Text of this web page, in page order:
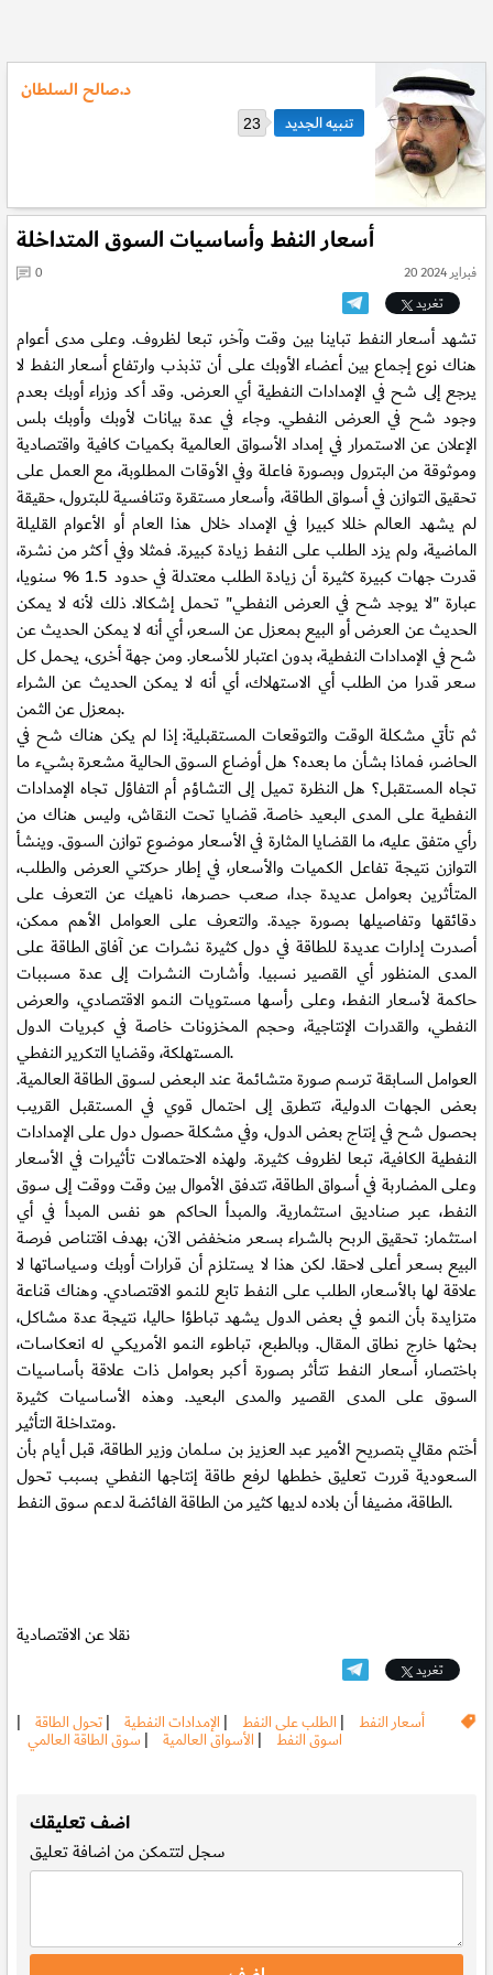
د.صالح السلطان
23
أسعار النفط وأساسيات السوق المتداخلة
20 فبراير 2024
0
تغريد
تشهد أسعار النفط تباينا بين وقت وآخر، تبعا لظروف. وعلى مدى أعوام
هناك نوع إجماع بين أعضاء الأوبك على أن تذبذب وارتفاع أسعار النفط لا
يرجع إلى شح في الإمدادات النفطية أي العرض. وقد أكد وزراء أوبك بعدم
وجود شح في العرض النفطي. وجاء في عدة بيانات لأوبك وأوبك بلس
الإعلان عن الاستمرار في إمداد الأسواق العالمية بكميات كافية واقتصادية
وموثوقة من البترول وبصورة فاعلة وفي الأوقات المطلوبة، مع العمل على
تحقيق التوازن في أسواق الطاقة، وأسعار مستقرة وتنافسية للبترول، حقيقة
لم يشهد العالم خللا كبيرا في الإمداد خلال هذا العام أو الأعوام القليلة
الماضية، ولم يزد الطلب على النفط زيادة كبيرة. فمثلا وفي أكثر من نشرة،
قدرت جهات كبيرة كثيرة أن زيادة الطلب معتدلة في حدود 1.5 % سنويا،
عبارة "لا يوجد شح في العرض النفطي" تحمل إشكالا. ذلك لأنه لا يمكن
الحديث عن العرض أو البيع بمعزل عن السعر، أي أنه لا يمكن الحديث عن
شح في الإمدادات النفطية، بدون اعتبار للأسعار. ومن جهة أخرى، يحمل كل
سعر قدرا من الطلب أي الاستهلاك، أي أنه لا يمكن الحديث عن الشراء
بمعزل عن الثمن.
ثم تأتي مشكلة الوقت والتوقعات المستقبلية: إذا لم يكن هناك شح في
الحاضر، فماذا بشأن ما بعده؟ هل أوضاع السوق الحالية مشعرة بشيء ما
تجاه المستقبل؟ هل النظرة تميل إلى التشاؤم أم التفاؤل تجاه الإمدادات
النفطية على المدى البعيد خاصة. قضايا تحت النقاش، وليس هناك من
رأي متفق عليه، ما القضايا المثارة في الأسعار موضوع توازن السوق. وينشأ
التوازن نتيجة تفاعل الكميات والأسعار، في إطار حركتي العرض والطلب،
المتأثرين بعوامل عديدة جدا، صعب حصرها، ناهيك عن التعرف على
دقائقها وتفاصيلها بصورة جيدة. والتعرف على العوامل الأهم ممكن،
أصدرت إدارات عديدة للطاقة في دول كثيرة نشرات عن آفاق الطاقة على
المدى المنظور أي القصير نسبيا. وأشارت النشرات إلى عدة مسببات
حاكمة لأسعار النفط، وعلى رأسها مستويات النمو الاقتصادي، والعرض
النفطي، والقدرات الإنتاجية، وحجم المخزونات خاصة في كبريات الدول
المستهلكة، وقضايا التكرير النفطي.
العوامل السابقة ترسم صورة متشائمة عند البعض لسوق الطاقة العالمية.
بعض الجهات الدولية، تتطرق إلى احتمال قوي في المستقبل القريب
بحصول شح في إنتاج بعض الدول، وفي مشكلة حصول دول على الإمدادات
النفطية الكافية، تبعا لظروف كثيرة. ولهذه الاحتمالات تأثيرات في الأسعار
وعلى المضاربة في أسواق الطاقة، تتدفق الأموال بين وقت ووقت إلى سوق
النفط، عبر صناديق استثمارية. والمبدأ الحاكم هو نفس المبدأ في أي
استثمار: تحقيق الربح بالشراء بسعر منخفض الآن، بهدف اقتناص فرصة
البيع بسعر أعلى لاحقا. لكن هذا لا يستلزم أن قرارات أوبك وسياساتها لا
علاقة لها بالأسعار، الطلب على النفط تابع للنمو الاقتصادي. وهناك قناعة
متزايدة بأن النمو في بعض الدول يشهد تباطؤا حاليا، نتيجة عدة مشاكل،
بحثها خارج نطاق المقال. وبالطبع، تباطوء النمو الأمريكي له انعكاسات،
باختصار، أسعار النفط تتأثر بصورة أكبر بعوامل ذات علاقة بأساسيات
السوق على المدى القصير والمدى البعيد. وهذه الأساسيات كثيرة
ومتداخلة التأثير.
أختم مقالي بتصريح الأمير عبد العزيز بن سلمان وزير الطاقة، قبل أيام بأن
السعودية قررت تعليق خططها لرفع طاقة إنتاجها النفطي بسبب تحول
الطاقة، مضيفا أن بلاده لديها كثير من الطاقة الفائضة لدعم سوق النفط.
نقلا عن الاقتصادية
تغريد
أسعار النفط | الطلب على النفط | الإمدادات النفطية |تحول الطاقة |
اسوق النفط | الأسواق العالمية |سوق الطاقة العالمي
اضف تعليقك
سجللتتمكن من اضافة تعليق